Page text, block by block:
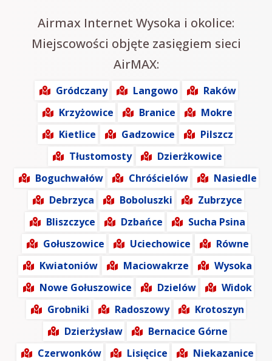
Airmax Internet Wysoka i okolice:
Miejscowości objęte zasięgiem sieci
AirMAX:
Gródczany Langowo
Raków
Krzyżowice
Branice
Mokre
Kietlice
Gadzowice
Pilszcz
Tłustomosty
Dzierżkowice
Boguchwałów
Chróścielów
Nasiedle
Debrzyca
Boboluszki
Zubrzyce
Bliszczyce
Dzbańce
Sucha Psina
Gołuszowice
Uciechowice
Równe
Kwiatoniów
Maciowakrze
Wysoka
Nowe Gołuszowice
Dzielów
Widok
Grobniki
Radoszowy
Krotoszyn
Dzierżysław
Bernacice Górne
Czerwonków
Lisięcice
Niekazanice